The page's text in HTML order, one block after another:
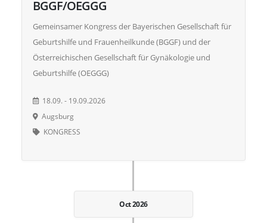
BGGF/OEGGG
Gemeinsamer Kongress der Bayerischen Gesellschaft für
Geburtshilfe und Frauenheilkunde (BGGF) und der
Österreichischen Gesellschaft für Gynäkologie und
Geburtshilfe (OEGGG)
18.09. - 19.09.2026
Augsburg
KONGRESS
Oct 2026